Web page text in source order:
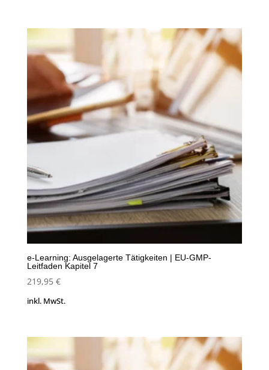
e-Learning: Ausgelagerte Tätigkeiten | EU-GMP-
Leitfaden Kapitel 7
219,95 €
inkl. MwSt.